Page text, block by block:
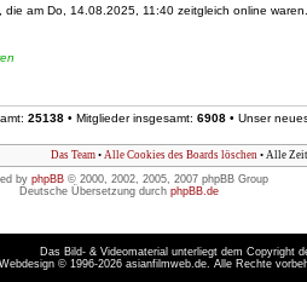
die am Do, 14.08.2025, 11:40 zeitgleich online waren.
25138 • Mitglieder insgesamt: 6908 • Unser
Das Team • Alle Cookies des Boards löschen • Alle
by phpBB © 2000, 2002, 2005, 2007 phpBB Group
Deutsche Übersetzung durch phpBB.de
Das Bild- & Videomaterial unterliegt dem Copyright
© 1996-2026 asianfilmweb.de. Alle Rechte